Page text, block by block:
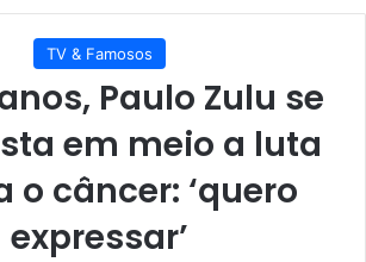
TV & Famosos
Paulo Zulu se
em meio a luta
o câncer: ‘quero
expressar’